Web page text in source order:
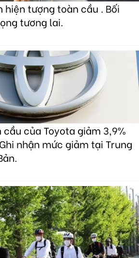
tượng toàn cầu . Bối
tương lai.
của Toyota giảm 3,9%
nhận mức giảm tại Trung